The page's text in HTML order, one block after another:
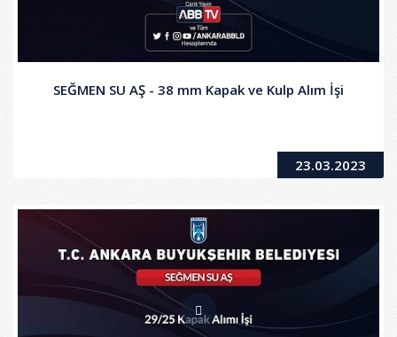
SEĞMEN SU AŞ - 38 mm Kapak ve Kulp Alım İşi
23.03.2023